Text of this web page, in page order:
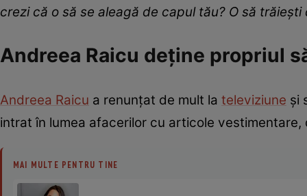
crezi că o să se aleagă de capul tău? O să trăiești
Andreea Raicu deține propriul
Andreea Raicu a renunțat de mult la televiziune și
intrat în lumea afacerilor cu articole
MAI MULTE PENTRU TINE